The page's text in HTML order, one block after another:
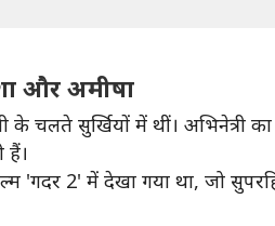
और अमीषा
के चलते सुर्खियों में थीं।
हैं।
'गदर 2' में देखा गया था, जो